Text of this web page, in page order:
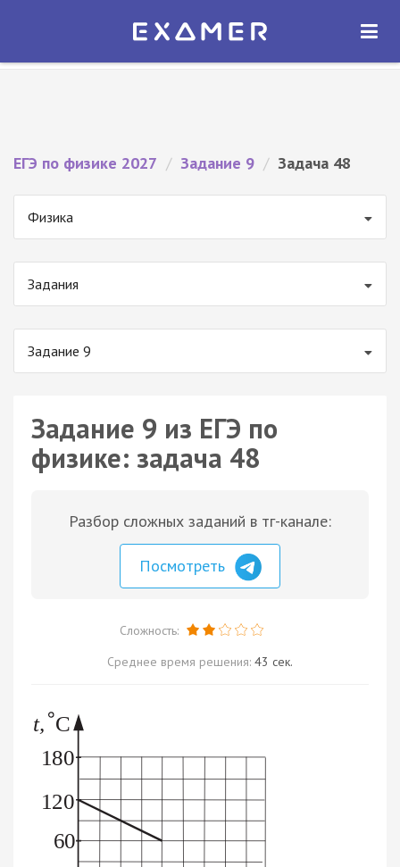
Экзамер — ЕГЭ 2027
ОТКРЫТЬ
ЕГЭ по физике 2027 / Задание 9 / Задача 48
Физика
Задания
Задание 9
Задание 9 из ЕГЭ по
физике: задача 48
Разбор сложных заданий в тг-канале:
Посмотреть
Сложность:
Среднее время решения: 43 сек.